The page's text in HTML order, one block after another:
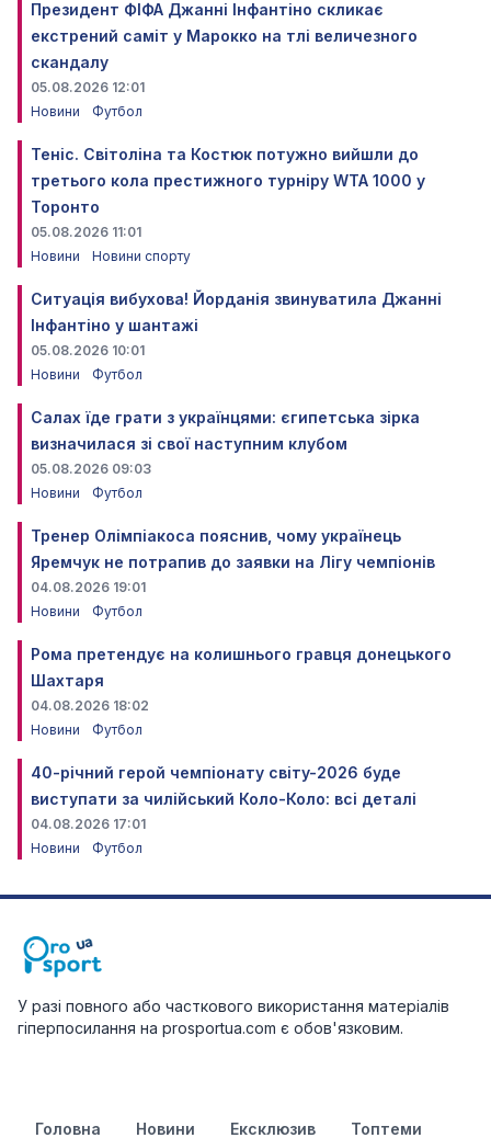
Президент ФІФА Джанні Інфантіно скликає
екстрений саміт у Марокко на тлі величезного
скандалу
05.08.2026 12:01
Новини
Футбол
Теніс. Світоліна та Костюк потужно вийшли до
третього кола престижного турніру WTA 1000 у
Торонто
05.08.2026 11:01
Новини
Новини спорту
Ситуація вибухова! Йорданія звинуватила Джанні
Інфантіно у шантажі
05.08.2026 10:01
Новини
Футбол
Салах їде грати з українцями: єгипетська зірка
визначилася зі свої наступним клубом
05.08.2026 09:03
Новини
Футбол
Тренер Олімпіакоса пояснив, чому українець
Яремчук не потрапив до заявки на Лігу чемпіонів
04.08.2026 19:01
Новини
Футбол
Рома претендує на колишнього гравця донецького
Шахтаря
04.08.2026 18:02
Новини
Футбол
40-річний герой чемпіонату світу-2026 буде
виступати за чилійський Коло-Коло: всі деталі
04.08.2026 17:01
Новини
Футбол
У разі повного або часткового використання матеріалів
гіперпосилання на prosportua.com є обов'язковим.
Головна Новини Ексклюзив Топтеми